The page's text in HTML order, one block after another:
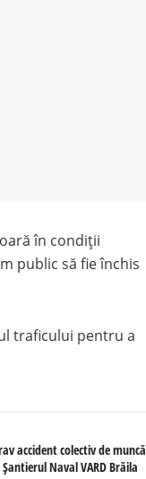
în condiții
public să fie închis
traficului pentru a
accident colectiv de muncă
Naval VARD Brăila